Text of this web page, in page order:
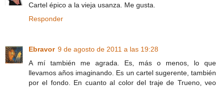
Cartel épico a la vieja usanza. Me gusta.
Responder
Ebravor 9 de agosto de 2011 a las 19:28
A mí también me agrada. Es, más o menos, lo que
llevamos años imaginando. Es un cartel sugerente, también
por el fondo. En cuanto al color del traje de Trueno, veo